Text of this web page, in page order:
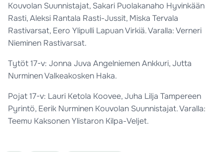
Kouvolan Suunnistajat, Sakari Puolakanaho Hyvinkään
Rasti, Aleksi Rantala Rasti-Jussit, Miska Tervala
Rastivarsat, Eero Ylipulli Lapuan Virkiä. Varalla: Verneri
Nieminen Rastivarsat.
Tytöt 17-v: Jonna Juva Angelniemen Ankkuri, Jutta
Nurminen Valkeakosken Haka.
Pojat 17-v: Lauri Ketola Koovee, Juha Lilja Tampereen
Pyrintö, Eerik Nurminen Kouvolan Suunnistajat. Varalla:
Teemu Kaksonen Ylistaron Kilpa-Veljet.